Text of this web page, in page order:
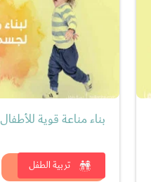
تربية الطفل
بناء مناعة قوية للأطفال
شاهد الان